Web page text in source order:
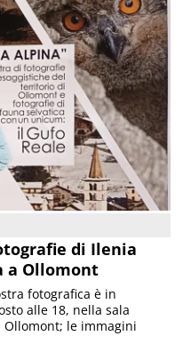
di Ilenia
a Ollomont
fotografica è in
alle 18, nella sala
Ollomont; le immagini